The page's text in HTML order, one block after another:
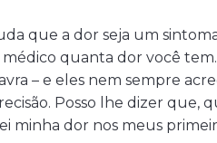
que a dor seja um
quanta dor você
– e eles nem sempre
Posso lhe dizer
minha dor nos meus